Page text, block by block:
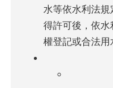
水等依水利法
得許可後，依水
權登記或合法用